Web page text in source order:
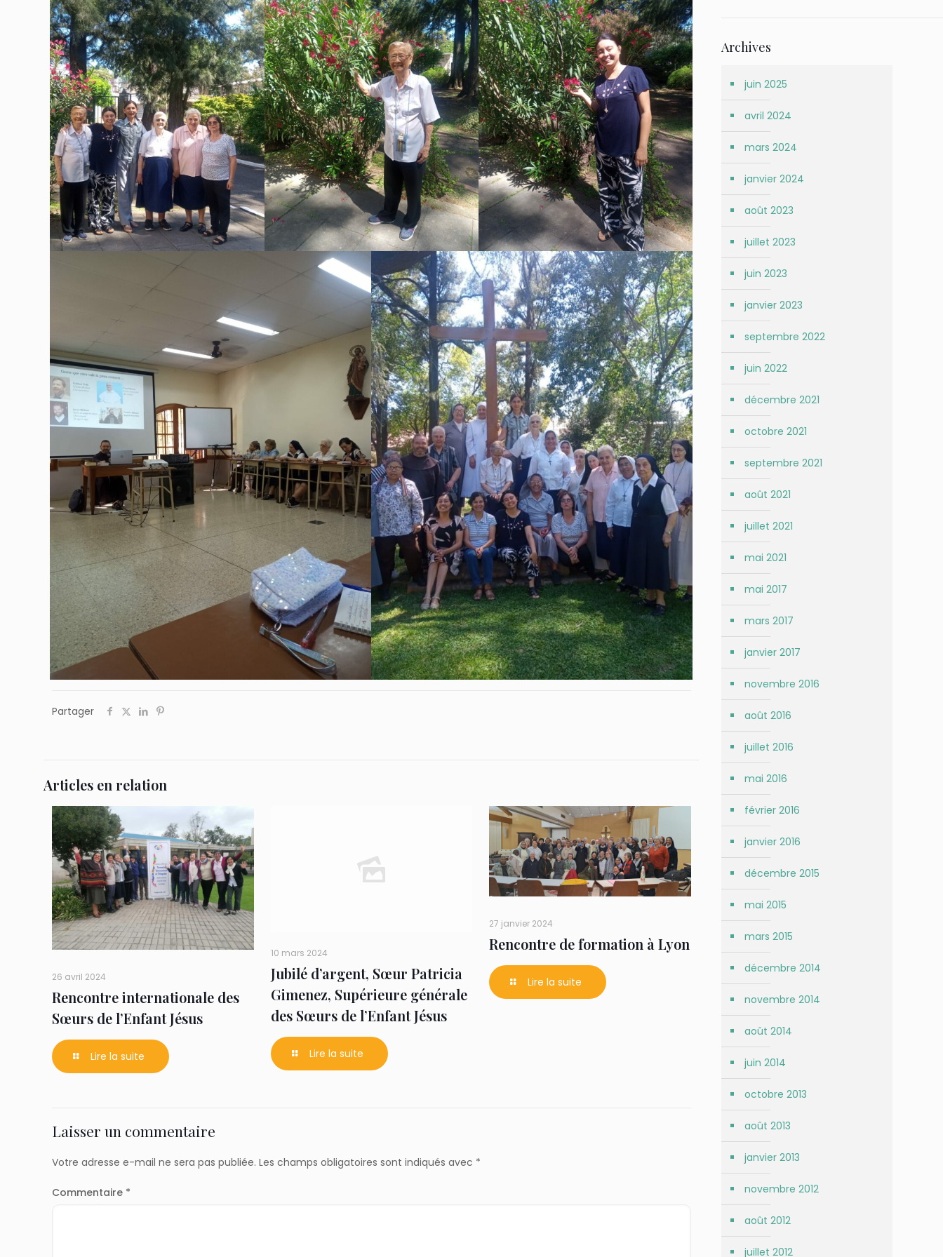
Partager
Articles en relation
26 avril 2024
Rencontre internationale des
Sœurs de l’Enfant Jésus
Lire la suite
10 mars 2024
Jubilé d’argent, Sœur Patricia
Gimenez, Supérieure générale
des Sœurs de l’Enfant Jésus
Lire la suite
27 janvier 2024
Rencontre de formation à Lyon
Lire la suite
Laisser un commentaire
Votre adresse e-mail ne sera pas publiée. Les champs obligatoires sont indiqués avec *
Commentaire *
Archives
juin 2025
avril 2024
mars 2024
janvier 2024
août 2023
juillet 2023
juin 2023
janvier 2023
septembre 2022
juin 2022
décembre 2021
octobre 2021
septembre 2021
août 2021
juillet 2021
mai 2021
mai 2017
mars 2017
janvier 2017
novembre 2016
août 2016
juillet 2016
mai 2016
février 2016
janvier 2016
décembre 2015
mai 2015
mars 2015
décembre 2014
novembre 2014
août 2014
juin 2014
octobre 2013
août 2013
janvier 2013
novembre 2012
août 2012
juillet 2012